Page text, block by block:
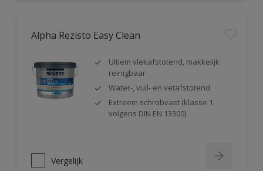
Alpha Rezisto Easy Clean
Ultiem vlekafstotend, makkelijk
reinigbaar
Water-, vuil- en vetafstotend
Extreem schrobvast (klasse 1
volgens DIN EN 13300)
Vergelijk